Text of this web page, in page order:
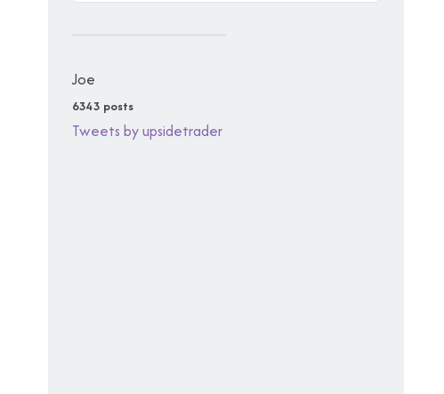
Joe
6343 posts
Tweets by upsidetrader